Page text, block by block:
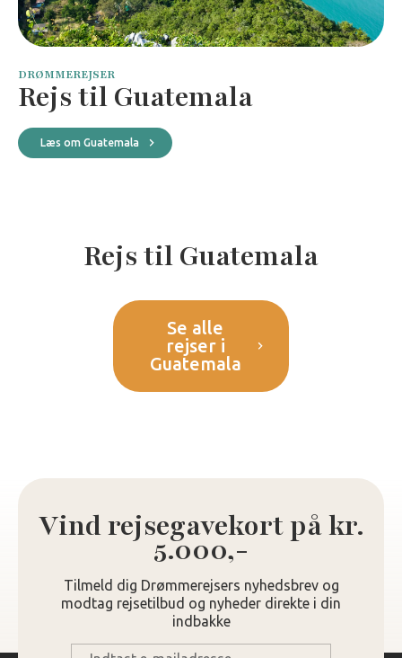
DRØMMEREJSER
Rejs til Guatemala
Læs om Guatemala
Rejs til Guatemala
Se alle
rejser i
Guatemala
Vind rejsegavekort på kr.
5.000,-
Tilmeld dig Drømmerejsers nyhedsbrev og
modtag rejsetilbud og nyheder direkte i din
indbakke